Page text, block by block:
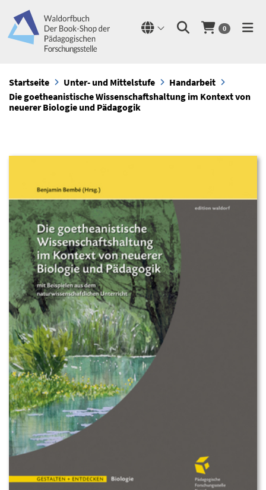
0
Startseite Unter- und Mittelstufe
Handarbeit
Die goetheanistische Wissenschaftshaltung im Kontext von
neuerer Biologie und Pädagogik